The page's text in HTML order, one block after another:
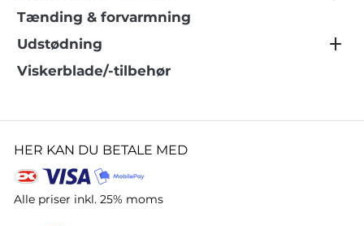
Tænding & forvarmning
Udstødning
Viskerblade/-tilbehør
HER KAN DU BETALE MED
Alle priser inkl. 25% moms